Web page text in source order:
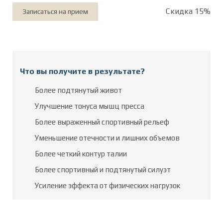
Записаться на прием Скидка 15%
Что вы получите в результате?
Более подтянутый живот
Улучшение тонуса мышц пресса
Более выраженный спортивный рельеф
Уменьшение отечности и лишних объемов
Более четкий контур талии
Более спортивный и подтянутый силуэт
Усиление эффекта от физических нагрузок